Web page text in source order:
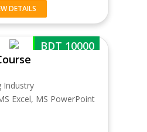
DETAILS
BDT 10000
Industry
Excel, MS PowerPoint